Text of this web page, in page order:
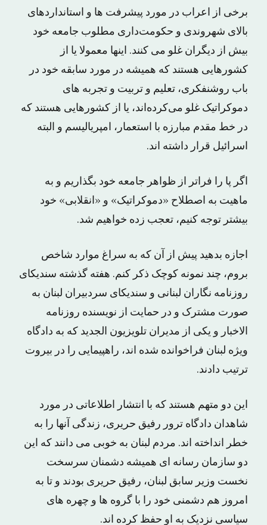
برخی از اعراب در مورد پیشرفت ها و استانداردهای
بالای شهروندی و حکومت‌داری مطلوب جامعه خود
بیش از دیگران غلو می کنند. اینها معمولا یا از
کشورهایی هستند که همیشه در مورد سابقه خود در
باب روشنفکری، تعلیم و تربیت و تجربه های
دموکراتیک غلو می‌کرده‌اند، یا از کشورهایی هستند که
در خط مقدم مبارزه با استعمار، امپریالیسم و البته
اسرائیل قرار داشته اند.
اگر پا را فراتر از ظواهر جامعه خود بگذاریم و به
ماهیت به اصطلاح «دموکراتیک» و «انقلابی» خود
بیشتر توجه کنیم، تعجب زده خواهیم شد.
اجازه بدهید پیش از آن که به سراغ موارد شاخص
بروم، چند نمونه کوچک ذکر کنم. هفته گذشته سندیکای
روزنامه نگاران لبنانی و سندیکای سردبیران لبنان به
صورت مشترک و در حمایت از نویسنده روزنامه
الاخبار و یکی از مدیران تلویزیون الجدید که به دادگاه
ویژه لبنان فراخوانده شده اند، راهپیمایی را در بیروت
ترتیب دادند.
این دو متهم هستند که با انتشار اطلاعاتی در مورد
شاهدان دادگاه ترور رفیق حریری، زندگی آنها را به
خطر انداخته اند. مردم لبنان به خوبی می دانند که این
دو سازمان رسانه ای همیشه دشمنان سرسخت
نخست وزیر سابق لبنان، رفیق حریری بودند و تا به
امروز هم دشمنی خود را با گروه ها و چهره های
سیاسی نزدیک به او حفظ کرده اند.